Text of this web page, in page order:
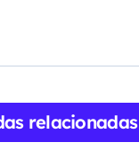
relacionadas